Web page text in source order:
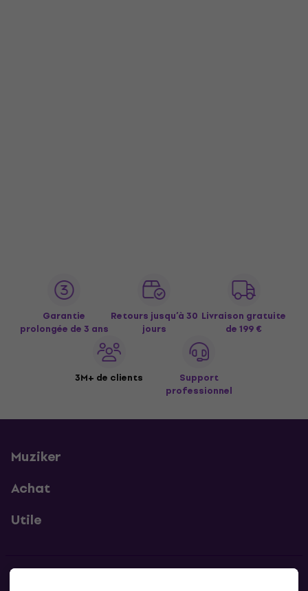
Garantie
prolongée de 3 ans
Retours jusqu’à 30
jours
Livraison gratuite
de 199 €
3M+ de clients
Support
professionnel
Muziker
Achat
Utile